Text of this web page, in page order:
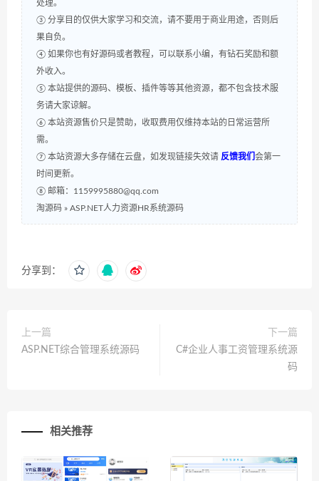
处理。
③ 分享目的仅供大家学习和交流，请不要用于商业用途，否则后
果自负。
④ 如果你也有好源码或者教程，可以联系小编，有钻石奖励和额
外收入。
⑤ 本站提供的源码、模板、插件等等其他资源，都不包含技术服
务请大家谅解。
⑥ 本站资源售价只是赞助，收取费用仅维持本站的日常运营所
需。
⑦ 本站资源大多存储在云盘，如发现链接失效请 反馈我们 会第一
时间更新。
⑧ 邮箱：1159995880@qq.com
淘源码 » ASP.NET人力资源HR系统源码
分享到：
上一篇
ASP.NET综合管理系统源码
下一篇
C#企业人事工资管理系统源
码
相关推荐